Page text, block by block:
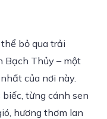
bỏ qua trải
Bạch Thủy – một
của nơi này.
từng cánh sen
hương thơm lan